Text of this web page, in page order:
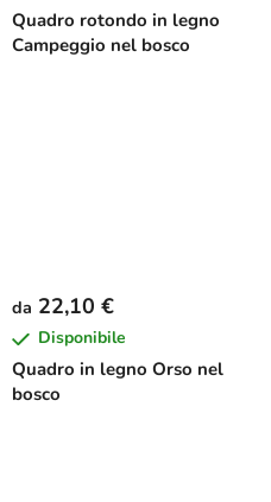
Quadro rotondo in legno
Campeggio nel bosco
Quadro in legno Orso nel
bosco
da 22,10 €
Disponibile